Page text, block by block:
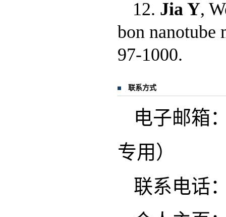
12. Jia Y,
bon nanotube
97-1000.
联系方式
电子邮箱
专用）
联系电话